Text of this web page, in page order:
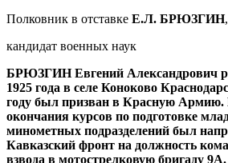
Полковник в отставке Е.Л. БРЮЗГИН,
кандидат военных наук
БРЮЗГИН Евгений Александрович
1925 года в селе Коноково
году был призван в Красную Армию.
окончания курсов по подготовке
минометных подразделений был
Кавказский фронт на должность
взвода в мотострелковую бригаду